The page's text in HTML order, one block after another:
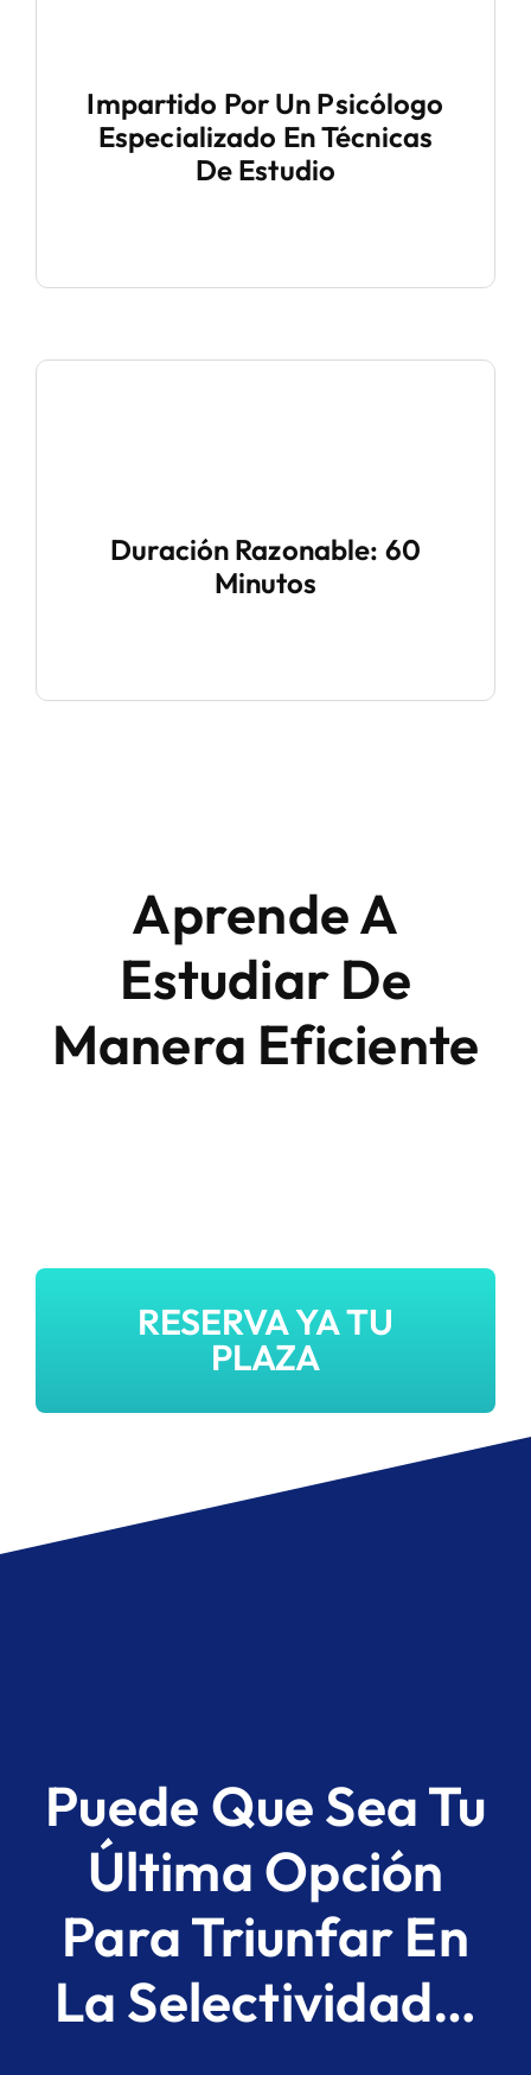
Impartido Por Un Psicólogo
Especializado En Técnicas
De Estudio
Duración Razonable: 60
Minutos
Aprende A
Estudiar De
Manera Eficiente
RESERVA YA TU
PLAZA
Puede Que Sea Tu
Última Opción
Para Triunfar En
La Selectividad…